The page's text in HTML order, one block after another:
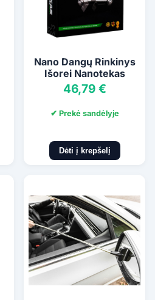
Nano Dangų Rinkinys
Išorei Nanotekas
46,79 €
✔ Prekė sandėlyje
Dėti į krepšelį